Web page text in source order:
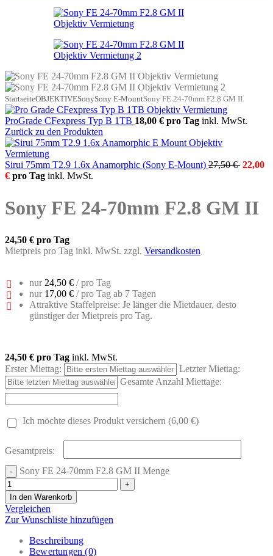
StartseiteOBJEKTIVESonySony E-MountSony FE 24-70mm F2.8 GM II
ProGrade CFexpress Typ B 1TB 18,00 € pro Tag inkl. MwSt.
Zurück zu den Produkten
Sirui 75mm T2.9 1.6x Anamorphic (Sony E-Mount) 27,50 € 22,00
€ pro Tag inkl. MwSt.
Sony FE 24-70mm F2.8 GM II
24,50 € pro Tag
Mietpreis pro Tag inkl. MwSt. zzgl. Versandkosten
nur 24,50 € / pro Tag
nur 17,00 € / pro Tag ab 7 Tagen
Attraktive Staffelpreise: Je länger die Mietdauer, desto
günstiger der Mietpreis pro Tag.
24,50 € pro Tag inkl. MwSt.
Erster Miettag:
Letzter Miettag:
Gesamte Anzahl Miettage:
Ich möchte dieses Produkt versichern (6,00 €)
Gesamtpreis:
Sony FE 24-70mm F2.8 GM II Menge
In den Warenkorb
Vergleichen
Zur Wunschliste hinzufügen
Beschreibung
Bewertungen (0)